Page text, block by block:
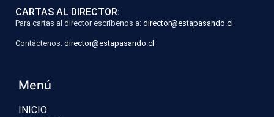
CARTAS AL DIRECTOR:
Para cartas al director escríbenos a: director@estapasando.cl
Contáctenos: director@estapasando.cl
Menú
INICIO